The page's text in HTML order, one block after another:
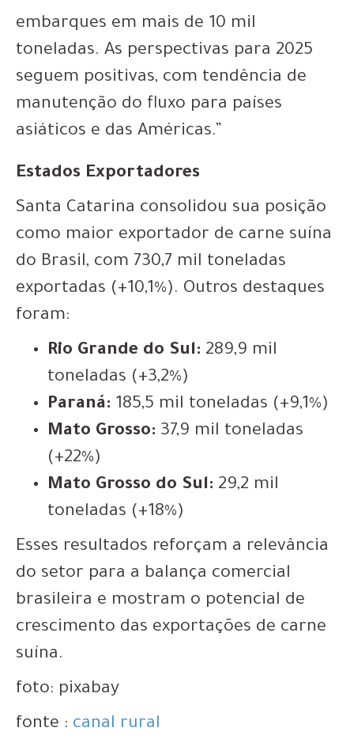
embarques em mais de 10 mil
toneladas. As perspectivas para 2025
seguem positivas, com tendência de
manutenção do fluxo para países
asiáticos e das Américas.”
Estados Exportadores
Santa Catarina consolidou sua posição
como maior exportador de carne suína
do Brasil, com 730,7 mil toneladas
exportadas (+10,1%). Outros destaques
foram:
Rio Grande do Sul: 289,9 mil
toneladas (+3,2%)
Paraná: 185,5 mil toneladas (+9,1%)
Mato Grosso: 37,9 mil toneladas
(+22%)
Mato Grosso do Sul: 29,2 mil
toneladas (+18%)
Esses resultados reforçam a relevância
do setor para a balança comercial
brasileira e mostram o potencial de
crescimento das exportações de carne
suína.
foto: pixabay
fonte : canal rural